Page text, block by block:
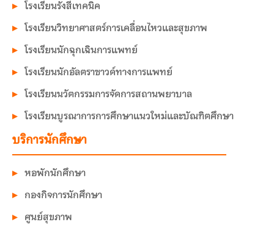
โรงเรียนรังสีเทคนิค
โรงเรียนวิทยาศาสตร์การเคลื่อนไหวและสุขภาพ
โรงเรียนนักฉุกเฉินการแพทย์
โรงเรียนนักอัลตราซาวด์ทางการแพทย์
โรงเรียนนวัตกรรมการจัดการสถานพยาบาล
โรงเรียนบูรณาการการศึกษาแนวใหม่และบัณฑิตศึกษา
บริการนักศึกษา
หอพักนักศึกษา
กองกิจการนักศึกษา
ศูนย์สุขภาพ